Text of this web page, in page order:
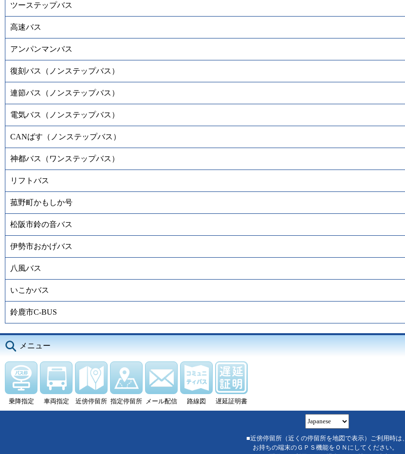
ツーステップバス
高速バス
アンパンマンバス
復刻バス（ノンステップバス）
連節バス（ノンステップバス）
電気バス（ノンステップバス）
CANばす（ノンステップバス）
神都バス（ワンステップバス）
リフトバス
菰野町かもしか号
松阪市鈴の音バス
伊勢市おかげバス
八風バス
いこかバス
鈴鹿市C-BUS
メニュー
乗降指定 車両指定 近傍停留所 指定停留所 メール配信 路線図 遅延証明書
■近傍停留所（近くの停留所を地図で表示）ご利用時は、
お持ちの端末のＧＰＳ機能をＯＮにしてください。